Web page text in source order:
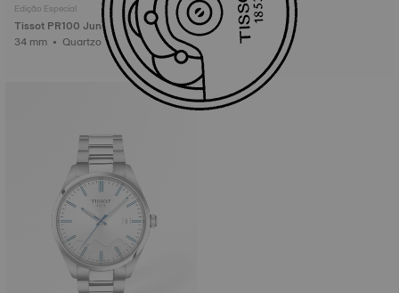
Edição Especial
Tissot PR100 Jungfraubahn
34 mm • Quartzo